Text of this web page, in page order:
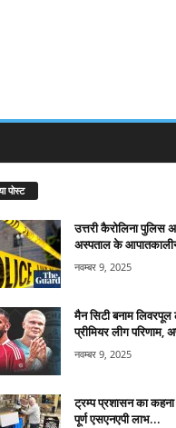
पोस्ट
उत्तरी कैरोलिना पुलिस
अस्पताल के
नवम्बर 9, 2025
मैन सिटी बनाम लिवरपूल
प्रीमियर लीग परिणाम,
नवम्बर 9, 2025
ट्रम्प प्रशासन का कहना
पूर्ण एसएनएपी लाभ...